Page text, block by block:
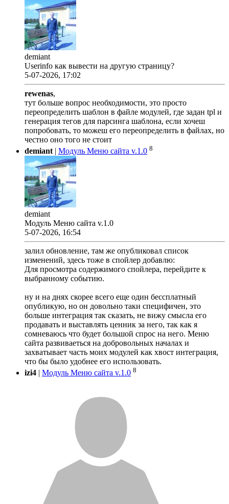
demiant
Userinfo как вывести на другую страницу?
5-07-2026, 17:02
rewenas,
тут больше вопрос необходимости, это просто
переопределить шаблон в файле модулей, где задан tpl и
генерация тегов для парсинга шаблона, если хочеш
попробовать, то можеш его переопределить в файлах, но
честно оно того не стоит
demiant | Модуль Меню сайта v.1.0 8
demiant
Модуль Меню сайта v.1.0
5-07-2026, 16:54
залил обновление, там же опубликовал список
изменений, здесь тоже в спойлер добавлю:
Для просмотра содержимого спойлера, перейдите к
выбранному событию.
ну и на днях скорее всего еще один бессплатный
опубликую, но он довольно таки специфичен, это
больше интеграция так сказать, не вижу смысла его
продавать и выставлять ценник за него, так как я
сомневаюсь что будет большой спрос на него. Меню
сайта развиваеться на добровольных началах и
захватывает часть моих модулей как хвост интеграция,
что бы было удобнее его использовать.
izi4 | Модуль Меню сайта v.1.0 8